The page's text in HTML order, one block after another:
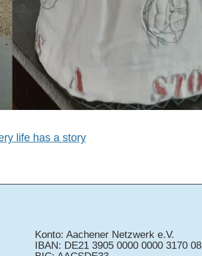
life has a story
Konto: Aachener Netzwerk e.V.
IBAN: DE21 3905 0000 0000 3170 08